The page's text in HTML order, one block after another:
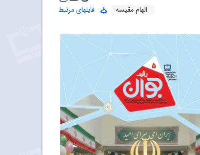
الهام مقیسه
فایلهای مرتبط